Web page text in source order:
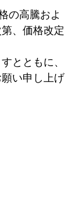
の高騰およ
、価格改定
とともに、
い申し上げ